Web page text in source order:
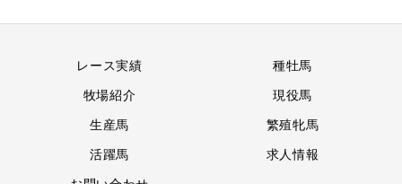
レース実績 種牡馬
牧場紹介 現役馬
生産馬 繁殖牝馬
活躍馬 求人情報